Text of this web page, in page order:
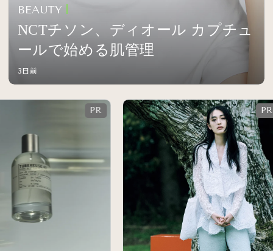
BEAUTY
NCTチソン、ディオール カプチュ
ールで始める肌管理
3日前